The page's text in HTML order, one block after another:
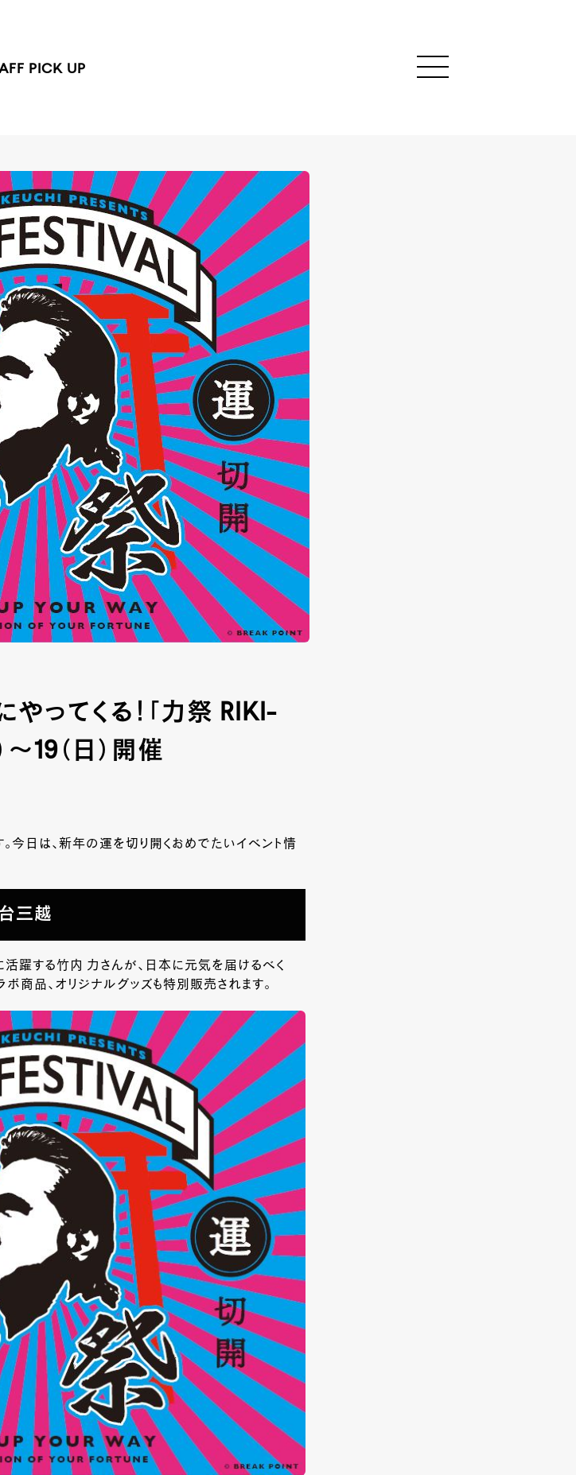
PICK UP
ってくる！「力祭 RIKI-
～19（日）開催
今日は、新年の運を切り開くおめでたいイベント情
三越
躍する竹内 力さんが、日本に元気を届けるべく
商品、オリジナルグッズも特別販売されます。